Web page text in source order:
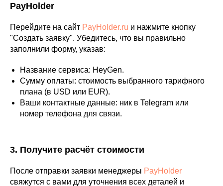
PayHolder
Перейдите на сайт PayHolder.ru и нажмите кнопку
"Создать заявку". Убедитесь, что вы правильно
заполнили форму, указав:
Название сервиса: HeyGen.
Сумму оплаты: стоимость выбранного тарифного
плана (в USD или EUR).
Ваши контактные данные: ник в Telegram или
номер телефона для связи.
3. Получите расчёт стоимости
После отправки заявки менеджеры PayHolder
свяжутся с вами для уточнения всех деталей и